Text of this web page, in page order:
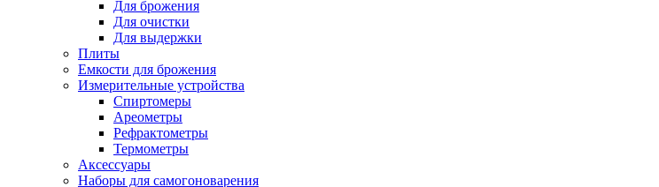
Для брожения
Для очистки
Для выдержки
Плиты
Емкости для брожения
Измерительные устройства
Спиртомеры
Ареометры
Рефрактометры
Термометры
Аксессуары
Наборы для самогоноварения